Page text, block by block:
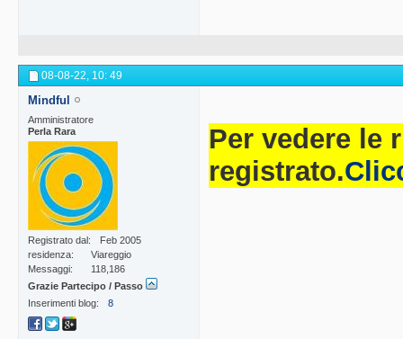
08-08-22, 10: 49
Mindful
Amministratore
Perla Rara
Registrato dal
Feb 2005
residenza
Viareggio
Messaggi
118,186
Grazie Partecipo / Passo
Inserimenti blog
8
Per vedere le
registrato.